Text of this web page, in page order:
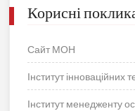
Корисні
Сайт МОН
Інститут інноваційних
Інститут менедженту